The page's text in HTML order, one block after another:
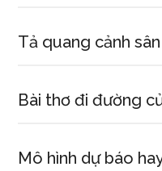
Tả quang cảnh
Bài thơ đi đường
Mô hình dự báo